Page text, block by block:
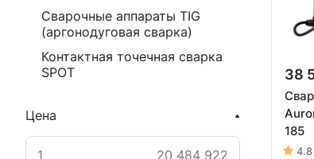
38
185
4.8
Сварочные аппараты TIG
(аргонодуговая сварка)
Контактная точечная сварка
SPOT
Цена